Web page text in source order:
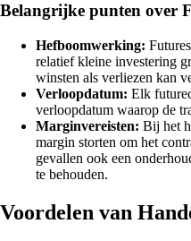
Belangrijke punten over
Hefboomwerking:
relatief kleine investering
winsten als verliezen kan
Verloopdatum: Elk
verloopdatum waarop de
Marginvereisten: Bij het
margin storten om het
gevallen ook een
te behouden.
Voordelen van